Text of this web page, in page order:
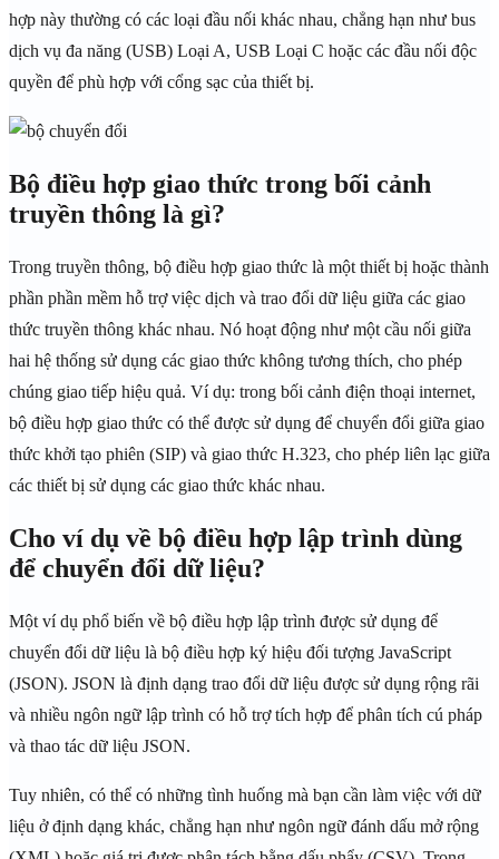
hợp này thường có các loại đầu nối khác nhau, chẳng hạn như bus
dịch vụ đa năng (USB) Loại A, USB Loại C hoặc các đầu nối độc
quyền để phù hợp với cổng sạc của thiết bị.
Bộ điều hợp giao thức trong bối cảnh
truyền thông là gì?
Trong truyền thông, bộ điều hợp giao thức là một thiết bị hoặc thành
phần phần mềm hỗ trợ việc dịch và trao đổi dữ liệu giữa các giao
thức truyền thông khác nhau. Nó hoạt động như một cầu nối giữa
hai hệ thống sử dụng các giao thức không tương thích, cho phép
chúng giao tiếp hiệu quả. Ví dụ: trong bối cảnh điện thoại internet,
bộ điều hợp giao thức có thể được sử dụng để chuyển đổi giữa giao
thức khởi tạo phiên (SIP) và giao thức H.323, cho phép liên lạc giữa
các thiết bị sử dụng các giao thức khác nhau.
Cho ví dụ về bộ điều hợp lập trình dùng
để chuyển đổi dữ liệu?
Một ví dụ phổ biến về bộ điều hợp lập trình được sử dụng để
chuyển đổi dữ liệu là bộ điều hợp ký hiệu đối tượng JavaScript
(JSON). JSON là định dạng trao đổi dữ liệu được sử dụng rộng rãi
và nhiều ngôn ngữ lập trình có hỗ trợ tích hợp để phân tích cú pháp
và thao tác dữ liệu JSON.
Tuy nhiên, có thể có những tình huống mà bạn cần làm việc với dữ
liệu ở định dạng khác, chẳng hạn như ngôn ngữ đánh dấu mở rộng